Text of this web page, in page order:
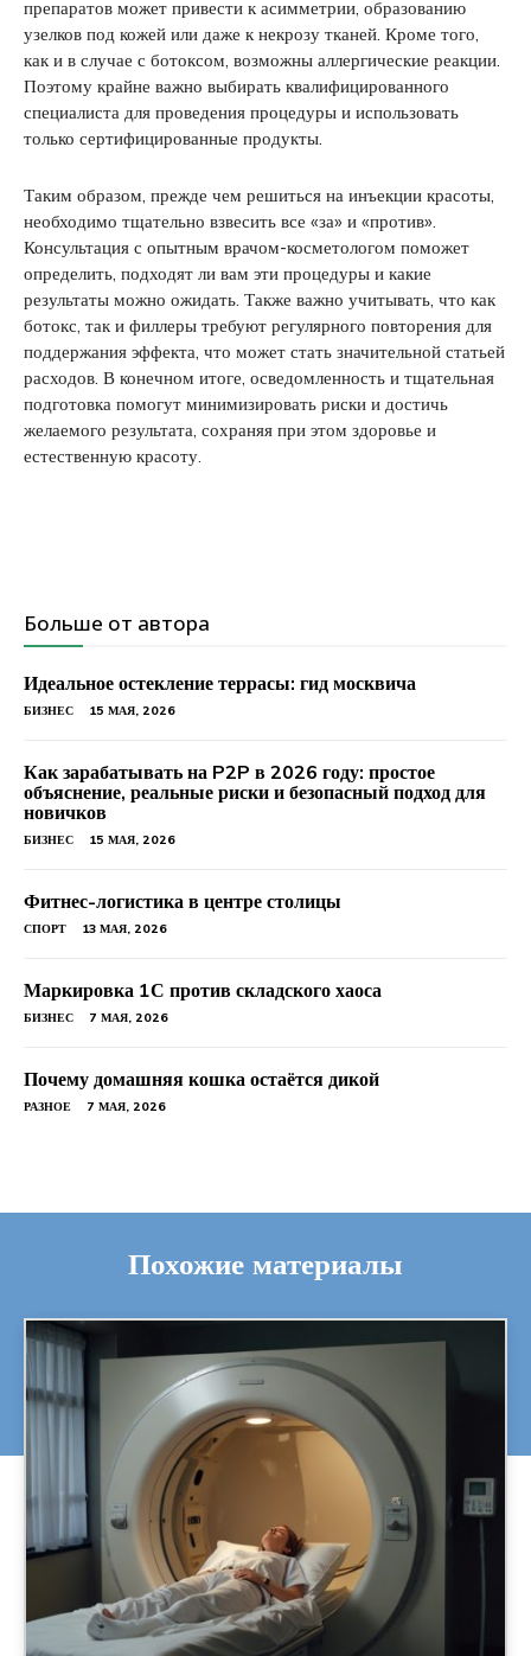
препаратов может привести к асимметрии, образованию
узелков под кожей или даже к некрозу тканей. Кроме того,
как и в случае с ботоксом, возможны аллергические реакции.
Поэтому крайне важно выбирать квалифицированного
специалиста для проведения процедуры и использовать
только сертифицированные продукты.
Таким образом, прежде чем решиться на инъекции красоты,
необходимо тщательно взвесить все «за» и «против».
Консультация с опытным врачом-косметологом поможет
определить, подходят ли вам эти процедуры и какие
результаты можно ожидать. Также важно учитывать, что как
ботокс, так и филлеры требуют регулярного повторения для
поддержания эффекта, что может стать значительной статьей
расходов. В конечном итоге, осведомленность и тщательная
подготовка помогут минимизировать риски и достичь
желаемого результата, сохраняя при этом здоровье и
естественную красоту.
Больше от автора
Идеальное остекление террасы: гид москвича
БИЗНЕС 15 МАЯ, 2026
Как зарабатывать на P2P в 2026 году: простое
объяснение, реальные риски и безопасный подход для
новичков
БИЗНЕС 15 МАЯ, 2026
Фитнес-логистика в центре столицы
СПОРТ 13 МАЯ, 2026
Маркировка 1С против складского хаоса
БИЗНЕС 7 МАЯ, 2026
Почему домашняя кошка остаётся дикой
РАЗНОЕ 7 МАЯ, 2026
Похожие материалы